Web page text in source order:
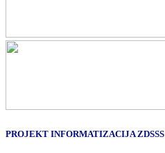
PROJEKT INFORMATIZACIJA ZDSSS